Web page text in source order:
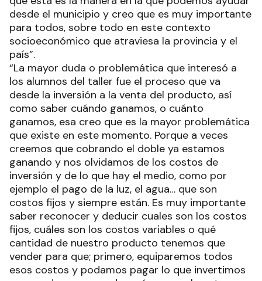
desde el municipio y creo que es muy importante
para todos, sobre todo en este contexto
socioeconómico que atraviesa la provincia y el
país”.
“La mayor duda o problemática que interesó a
los alumnos del taller fue el proceso que va
desde la inversión a la venta del producto, así
como saber cuándo ganamos, o cuánto
ganamos, esa creo que es la mayor problemática
que existe en este momento. Porque a veces
creemos que cobrando el doble ya estamos
ganando y nos olvidamos de los costos de
inversión y de lo que hay el medio, como por
ejemplo el pago de la luz, el agua… que son
costos fijos y siempre están. Es muy importante
saber reconocer y deducir cuales son los costos
fijos, cuáles son los costos variables o qué
cantidad de nuestro producto tenemos que
vender para que; primero, equiparemos todos
esos costos y podamos pagar lo que invertimos